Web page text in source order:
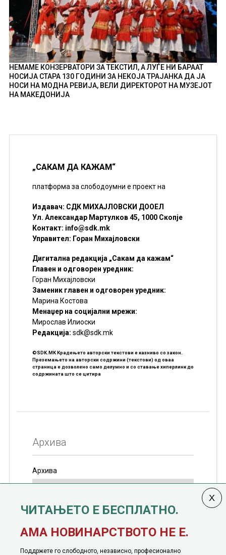
НЕМАМЕ КОНЗЕРВАТОРИ ЗА ТЕКСТИЛ, А ЛУЃЕ НИ БАРААТ
НОСИЈА СТАРА 130 ГОДИНИ ЗА НЕКОЈА ТРАЈАНКА ДА ЈА
НОСИ НА МОДНА РЕВИЈА, ВЕЛИ ДИРЕКТОРОТ НА МУЗЕЈОТ
НА МАКЕДОНИЈА
„САКАМ ДА КАЖАМ“
платформа за слободоумни е проект на
Издавач: СДК МИХАЈЛОВСКИ ДООЕЛ
Ул. Александар Мартулков 45, 1000 Скопје
Контакт: info@sdk.mk
Управител: Горан Михајловски
Дигитална редакција „Сакам да кажам“
Главен и одговорен уредник:
Горан Михајловски
Заменик главен и одговорен уредник:
Марина Костова
Менаџер на социјални мрежи:
Мирослав Илиоски
Редакцијa: sdk@sdk.mk
©SDK.MK Крадењето авторски текстови е казниво со закон.
Преземањето на авторски содржини (текстови) од оваа
страница е дозволено само делумно и со ставање хиперлинк до
содржината што се цитира
Архива
Архива
јануари, 1991 година
ЧИТАЊЕТО Е БЕСПЛАТНО.
АМА НОВИНАРСТВОТО НЕ Е.
Поддржете го слободното, независно, професионално